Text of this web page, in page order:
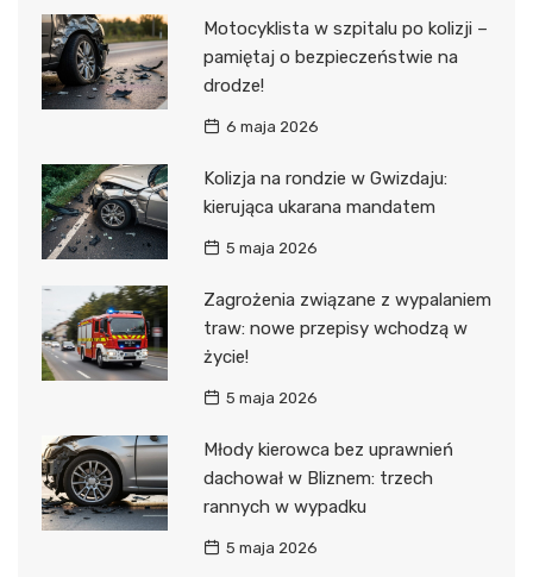
Motocyklista w szpitalu po kolizji –
pamiętaj o bezpieczeństwie na
drodze!
6 maja 2026
Kolizja na rondzie w Gwizdaju:
kierująca ukarana mandatem
5 maja 2026
Zagrożenia związane z wypalaniem
traw: nowe przepisy wchodzą w
życie!
5 maja 2026
Młody kierowca bez uprawnień
dachował w Bliznem: trzech
rannych w wypadku
5 maja 2026